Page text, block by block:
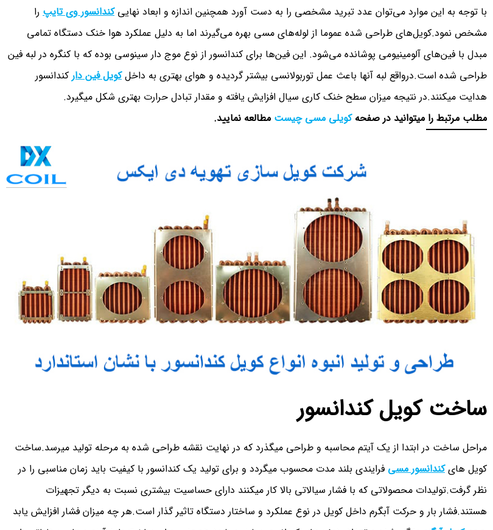
با توجه به این موارد می‌توان عدد تبرید مشخصی را به دست آورد همچنین اندازه و ابعاد نهاییکندانسور وی تایپ را
مشخص نمود.کویل‌های طراحی شده عموما از لوله‌های مسی بهره می‌گیرند اما به دلیل عملکرد هوا خنک دستگاه تمامی
مبدل با فین‌های آلومینیومی پوشانده می‌شود. این فین‌ها برای کندانسور از نوع موج دار سینوسی بوده که با کنگره در لبه فین
طراحی شده است.درواقع لبه آنها باعث عمل توربولانسی بیشتر گردیده و هوای بهتری به داخلکویل فین دار کندانسور
هدایت میکنند.در نتیجه میزان سطح خنک کاری سیال افزایش یافته و مقدار تبادل حرارت بهتری شکل میگیرد.
مطلب مرتبط را میتوانید در صفحهکویلی مسی چیست مطالعه نمایید.
ساخت کویل کندانسور
مراحل ساخت در ابتدا از یک آیتم محاسبه و طراحی میگذرد که در نهایت نقشه طراحی شده به مرحله تولید میرسد.ساخت
کویل هایکندانسور مسی فرایندی بلند مدت محسوب میگردد و برای تولید یک کندانسور با کیفیت باید زمان مناسبی را در
نظر گرفت.تولیدات محصولاتی که با فشار سیالاتی بالا کار میکنند دارای حساسیت بیشتری نسبت به دیگر تجهیزات
هستند.فشار بار و حرکت آبگرم داخل کویل در نوع عملکرد و ساختار دستگاه تاثیر گذار است.هر چه میزان فشار افزایش یابد